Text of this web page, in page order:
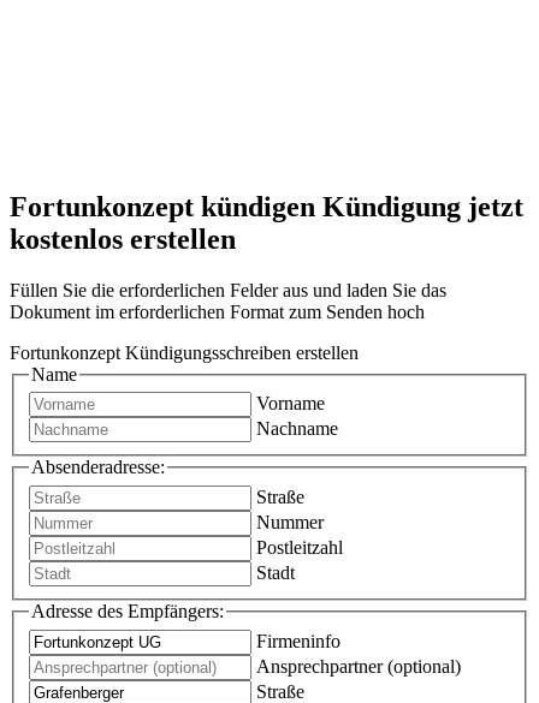
Fortunkonzept kündigen Kündigung jetzt
kostenlos erstellen
Füllen Sie die erforderlichen Felder aus und laden Sie das
Dokument im erforderlichen Format zum Senden hoch
Fortunkonzept Kündigungsschreiben erstellen
Name
Vorname
Nachname
Absenderadresse:
Straße
Nummer
Postleitzahl
Stadt
Adresse des Empfängers:
Firmeninfo
Ansprechpartner (optional)
Straße